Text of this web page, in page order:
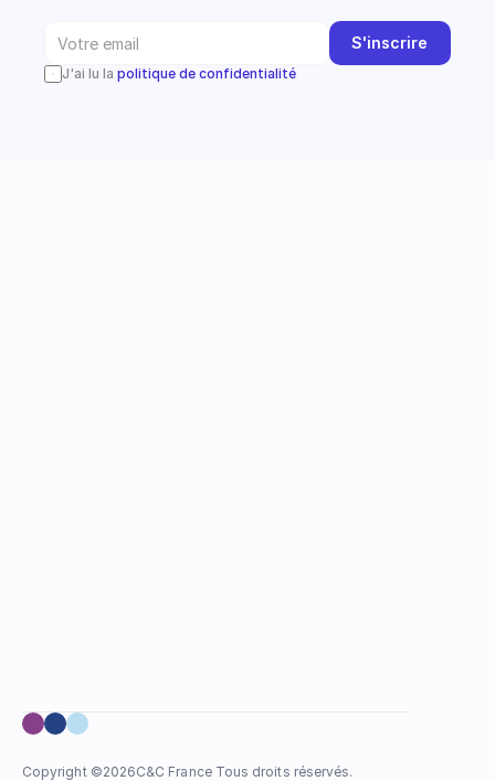
S'inscrire
J'ai lu la politique de confidentialité
Copyright ©2026C&C France Tous droits réservés.